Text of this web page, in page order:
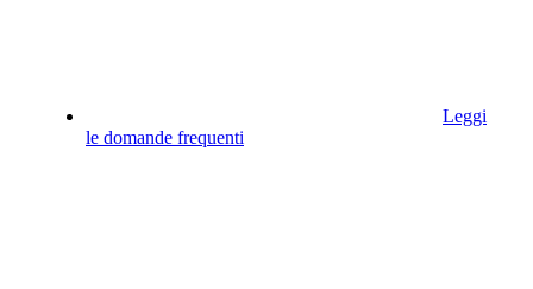
Leggi
le domande frequenti